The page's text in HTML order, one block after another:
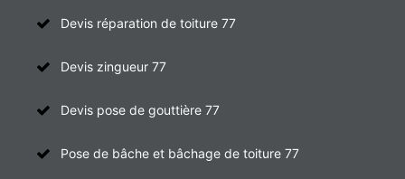
Devis réparation de toiture 77
Devis zingueur 77
Devis pose de gouttière 77
Pose de bâche et bâchage de toiture 77